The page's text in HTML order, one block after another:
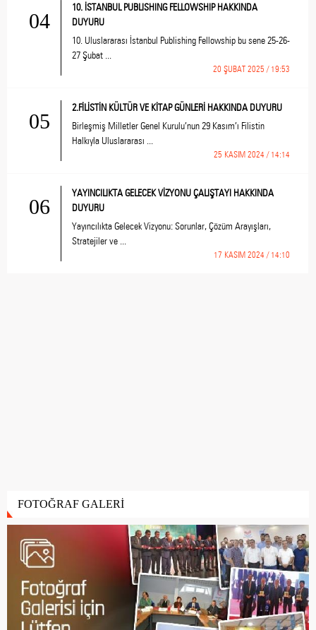
04
10. İSTANBUL PUBLISHING FELLOWSHIP HAKKINDA
DUYURU
10. Uluslararası İstanbul Publishing Fellowship bu sene 25-26-
27 Şubat ...
20 ŞUBAT 2025 / 19:53
05
2.FİLİSTİN KÜLTÜR VE KİTAP GÜNLERİ HAKKINDA DUYURU
Birleşmiş Milletler Genel Kurulu’nun 29 Kasım’ı Filistin
Halkıyla Uluslararası ...
25 KASIM 2024 / 14:14
06
YAYINCILIKTA GELECEK VİZYONU ÇALIŞTAYI HAKKINDA
DUYURU
Yayıncılıkta Gelecek Vizyonu: Sorunlar, Çözüm Arayışları,
Stratejiler ve ...
17 KASIM 2024 / 14:10
FOTOĞRAF GALERİ